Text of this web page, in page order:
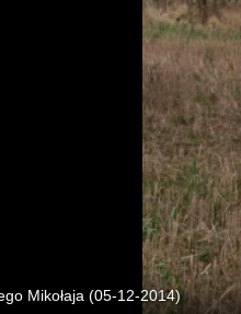
Mikołaja (05-12-2014)